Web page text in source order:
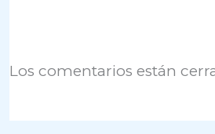
Los comentarios están